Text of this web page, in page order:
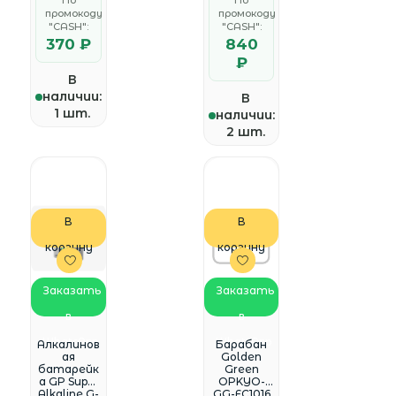
промокоду
"CASH":
370 ₽
В
наличии:
1 шт.
электром
обилей и
пр.)
Контакт
промокоду
"CASH":
840
₽
В
наличии:
2 шт.
В
корзину
Заказать
в
WhatsApp
Алкалинов
ая
батарейк
а GP Super
В
корзину
Заказать
в
WhatsApp
Барабан
Golden
Green
OPKYO-